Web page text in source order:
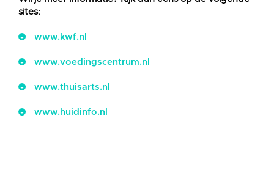
sites:
www.kwf.nl
www.voedingscentrum.nl
www.thuisarts.nl
www.huidinfo.nl